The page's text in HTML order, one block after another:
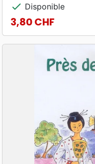
check Disponible
Prix
3,80 CHF